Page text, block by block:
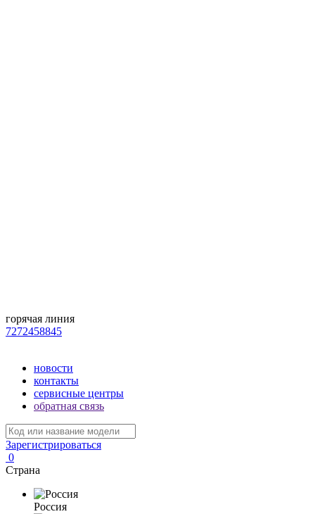
горячая линия
7272458845
новости
контакты
сервисные центры
обратная связь
Зарегистрироваться
0
Страна
Россия